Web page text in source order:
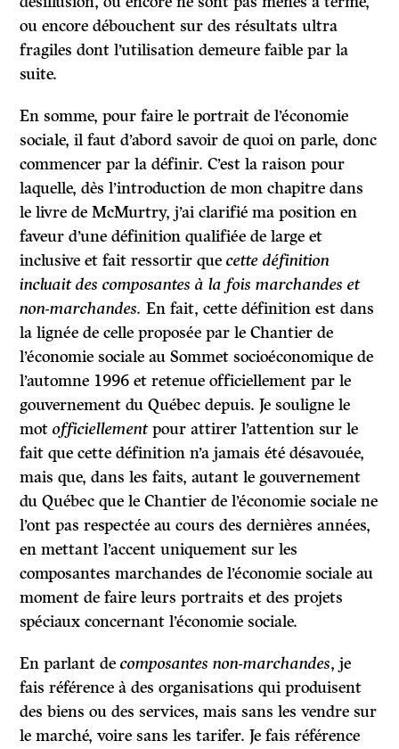
ou encore débouchent sur des résultats ultra
fragiles dont l’utilisation demeure faible par la
suite.
En somme, pour faire le portrait de l’économie
sociale, il faut d’abord savoir de quoi on parle, donc
commencer par la définir. C’est la raison pour
laquelle, dès l’introduction de mon chapitre dans
le livre de McMurtry, j’ai clarifié ma position en
faveur d’une définition qualifiée de large et
inclusive et fait ressortir quecette définition
incluait des composantes à la fois marchandes et
non-marchandes.En fait, cette définition est dans
la lignée de celle proposée par le Chantier de
l’économie sociale au Sommet socioéconomique de
l’automne 1996 et retenue officiellement par le
gouvernement du Québec depuis. Je souligne le
motofficiellementpour attirer l’attention sur le
fait que cette définition n’a jamais été désavouée,
mais que, dans les faits, autant le gouvernement
du Québec que le Chantier de l’économie sociale ne
l’ont pas respectée au cours des dernières années,
en mettant l’accent uniquement sur les
composantes marchandes de l’économie sociale au
moment de faire leurs portraits et des projets
spéciaux concernant l’économie sociale.
En parlant decomposantes non-marchandes, je
fais référence à des organisations qui produisent
des biens ou des services, mais sans les vendre sur
le marché, voire sans les tarifer. Je fais référence